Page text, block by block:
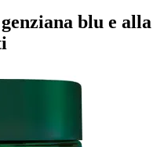
blu e alla